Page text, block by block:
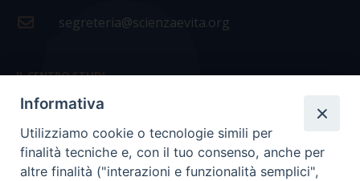
segreteria@scienzaevita.org
IL CENTRO STUDI
La nostra storia
Statuto
Presidenza e ufficio presidenza
Informativa
Utilizziamo cookie o tecnologie simili per
finalità tecniche e, con il tuo consenso, anche per
altre finalità ("interazioni e funzionalità semplici",